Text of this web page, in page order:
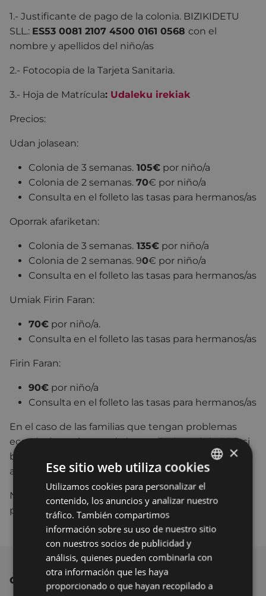
1.- Justificante de pago de la colonia. BIZIKIDETU
SLL.: ES53 0081 2107 4500 0161 0568 con el
nombre y apellidos del niño/as
2.- Fotocopia de la Tarjeta Sanitaria.
3.- Hoja de Matrícula: Udaleku irekiak
Precios:
Udan jolasean:
Colonia de 3 semanas. 105€ por niño/a
Colonia de 2 semanas. 70€ por niño/a
Consulta en el folleto las tasas para hermanos/as
Oporrak afariketan:
Colonia de 3 semanas. 135€ por niño/a
Colonia de 2 semanas. 90€ por niño/a
Consulta en el folleto las tasas para hermanos/as
Umiak Firin Faran:
70€ por niño/a.
Consulta en el folleto las tasas para hermanos/as
Firin Faran:
90€ por niño/a
Consulta en el folleto las tasas para hermanos/as
En el caso de las familias que tengan problemas
económicos, el coste de la matrícula será de35€, si
bien tendrán que presentar un certificado que
acredite que perciben IMV, AES o RGI.
No habrá reunión informativa presencial para
padres/madres
OTRAS NOTICIAS
BASQUE
SPANISH
×
Ese sitio web utiliza cookies
Utilizamos cookies para personalizar el
contenido, los anuncios y analizar nuestro
tráfico. También compartimos
información sobre su uso de nuestro sitio
con nuestros socios de publicidad y
análisis, quienes pueden combinarla con
otra información que les haya
proporcionado o que hayan recopilado a